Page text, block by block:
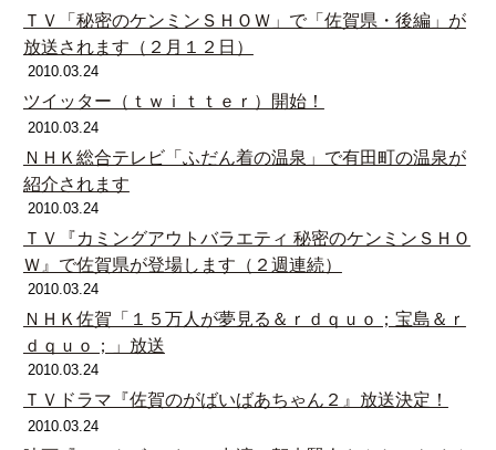
ＴＶ「秘密のケンミンＳＨＯＷ」で「佐賀県・後編」が
放送されます（２月１２日）
2010.03.24
ツイッター（ｔｗｉｔｔｅｒ）開始！
2010.03.24
ＮＨＫ総合テレビ「ふだん着の温泉」で有田町の温泉が
紹介されます
2010.03.24
ＴＶ『カミングアウトバラエティ 秘密のケンミンＳＨＯ
Ｗ』で佐賀県が登場します（２週連続）
2010.03.24
ＮＨＫ佐賀「１５万人が夢見る＆ｒｄｑｕｏ；宝島＆ｒ
ｄｑｕｏ；」放送
2010.03.24
ＴＶドラマ『佐賀のがばいばあちゃん２』放送決定！
2010.03.24